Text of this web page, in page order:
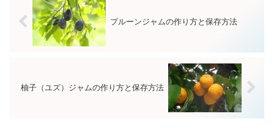
プルーンジャムの作り方と保存方法
柚子（ユズ）ジャムの作り方と保存方法